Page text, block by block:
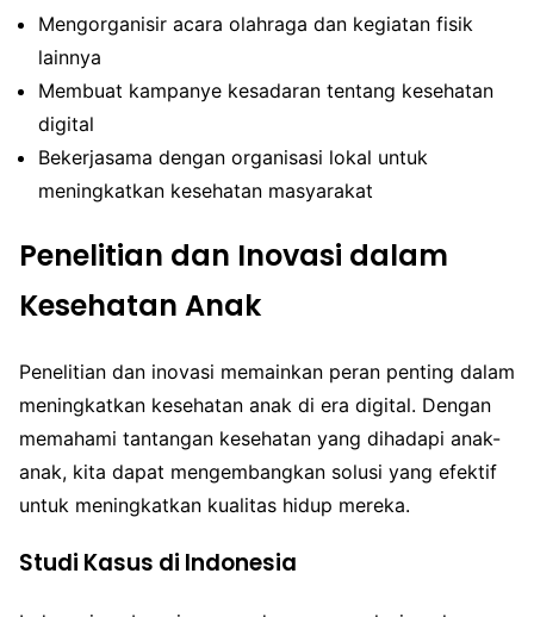
Mengorganisir acara olahraga dan kegiatan fisik
lainnya
Membuat kampanye kesadaran tentang kesehatan
digital
Bekerjasama dengan organisasi lokal untuk
meningkatkan kesehatan masyarakat
Penelitian dan Inovasi dalam
Kesehatan Anak
Penelitian dan inovasi memainkan peran penting dalam
meningkatkan kesehatan anak di era digital. Dengan
memahami tantangan kesehatan yang dihadapi anak-
anak, kita dapat mengembangkan solusi yang efektif
untuk meningkatkan kualitas hidup mereka.
Studi Kasus di Indonesia